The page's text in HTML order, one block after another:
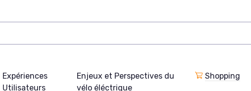
Expériences
Utilisateurs
Enjeux et Perspectives du
vélo éléctrique
Shopping